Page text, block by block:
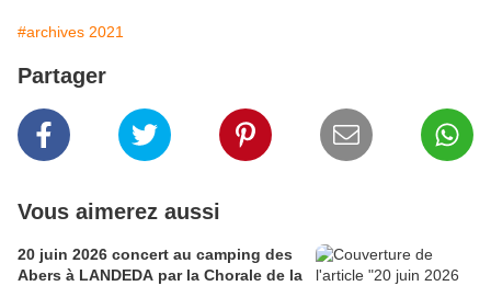
#archives 2021
Partager
Vous aimerez aussi
20 juin 2026 concert au camping des
Abers à LANDEDA par la Chorale de la